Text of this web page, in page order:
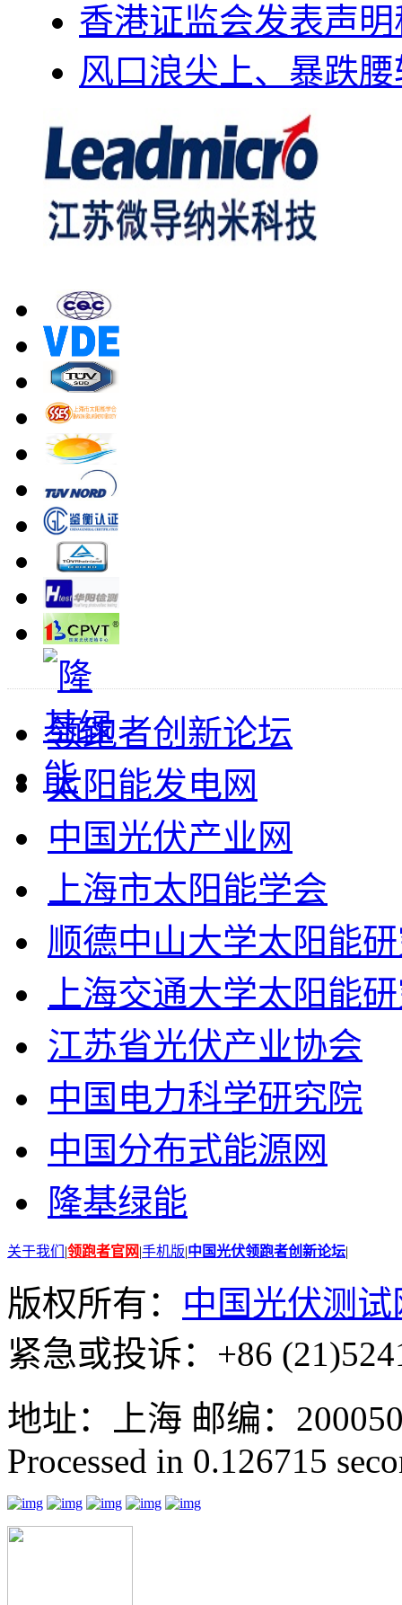
香港证监会发表声
风口浪尖上、暴跌
领跑者创新论坛
太阳能发电网
中国光伏产业网
上海市太阳能学会
顺德中山大学太阳能
上海交通大学太阳能
江苏省光伏产业协会
中国电力科学研究院
中国分布式能源网
隆基绿能
关于我们 |领跑者官网|手机版|中国光伏领跑者创新论坛|
版权所有： 中国光伏测试
紧急或投诉：+86
地址：上海 邮编：
Processed in 0.126715